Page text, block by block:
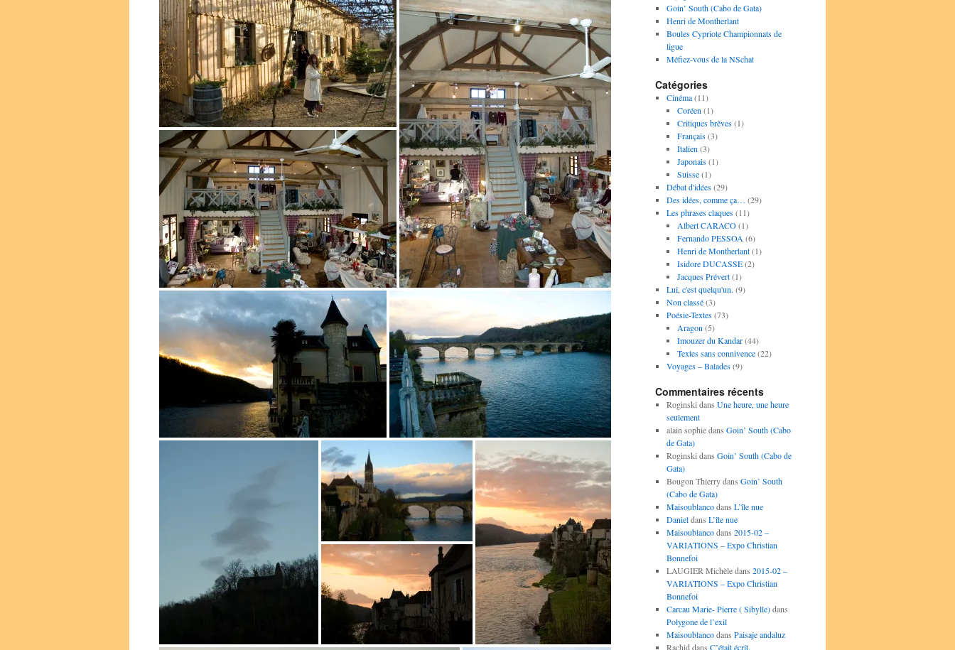
Goin’ South (Cabo de Gata)
Henri de Montherlant
Boules Cypriote Championnats de
ligue
Méfiez-vous de la NSchat
Catégories
Cinéma(11)
Coréen (1)
Critiques brêves(1)
Français(3)
Italien (3)
Japonais(1)
Suisse(1)
Débat d'idées(29)
Des idées, comme ça… (29)
Les phrases claques(11)
Albert CARACO(1)
Fernando PESSOA (6)
Henri de Montherlant(1)
Isidore DUCASSE(2)
Jacques Prévert(1)
Lui, c'est quelqu'un. (9)
Non classé(3)
Poésie-Textes(73)
Aragon (5)
Imouzer du Kandar(44)
Textes sans connivence(22)
Voyages – Balades(9)
Commentaires récents
Roginski dans Une heure, une heure
seulement
alain sophiedans Goin’ South (Cabo
de Gata)
Roginski dans Goin’ South (Cabo de
Gata)
Bougon Thierrydans Goin’ South
(Cabo de Gata)
Maisoublancodans L’île nue
Danieldans L’île nue
Maisoublancodans 2015-02 –
VARIATIONS – Expo Christian
Bonnefoi
LAUGIER Michèledans 2015-02 –
VARIATIONS – Expo Christian
Bonnefoi
Carcau Marie- Pierre ( Sibylle)dans
Polygone de l’exil
Maisoublancodans Paisaje andaluz
Rachid dans C’était écrit.